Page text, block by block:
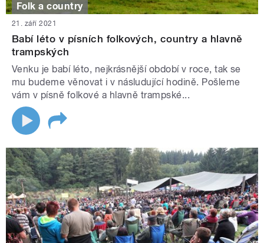
Folk a country
21. září 2021
Babí léto v písních folkových, country a hlavně
trampských
Venku je babí léto, nejkrásnější období v roce, tak se
mu budeme věnovat i v násludující hodině. Pošleme
vám v písně folkové a hlavně trampské...